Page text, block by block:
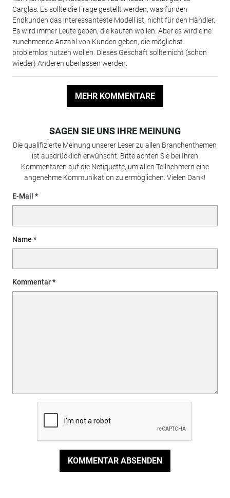
Carglas. Es sollte die Frage gestellt werden, was für den
Endkunden das interessanteste Modell ist, nicht für den Händler.
Es wird immer Leute geben, die kaufen wollen. Aber es wird eine
zunehmende Anzahl von Kunden geben, die möglichst
problemlos nutzen wollen. Dieses Geschäft sollte nicht (schon
wieder) Anderen überlassen werden.
MEHR KOMMENTARE
SAGEN SIE UNS IHRE MEINUNG
Die qualifizierte Meinung unserer Leser zu allen Branchenthemen
ist ausdrücklich erwünscht. Bitte achten Sie bei Ihren
Kommentaren auf die Netiquette, um allen Teilnehmern eine
angenehme Kommunikation zu ermöglichen. Vielen Dank!
E-Mail
Name
Kommentar
KOMMENTAR ABSENDEN